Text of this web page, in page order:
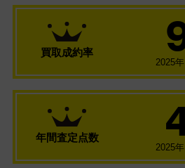
買取成約率
2025
年間査定点数
2025